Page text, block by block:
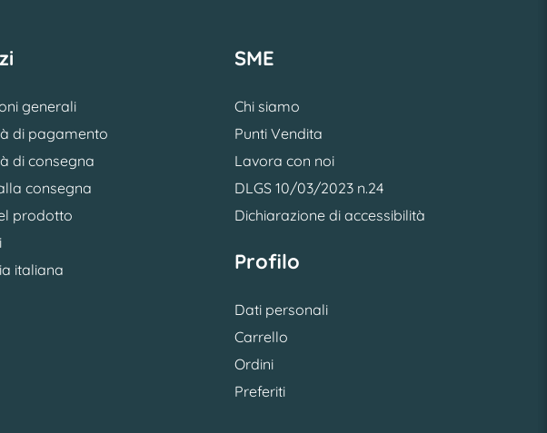
generali
di pagamento
di consegna
consegna
prodotto
italiana
SME
Chi siamo
Punti Vendita
Lavora con noi
DLGS 10/03/2023 n.24
Dichiarazione di accessibilità
Profilo
Dati personali
Carrello
Ordini
Preferiti